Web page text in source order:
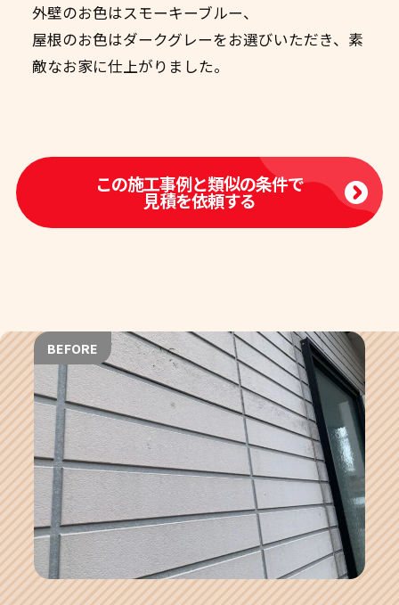
外壁のお色はスモーキーブルー、
屋根のお色はダークグレーをお選びいただき、素
敵なお家に仕上がりました。
この施工事例と類似の条件で
見積を依頼する
BEFORE